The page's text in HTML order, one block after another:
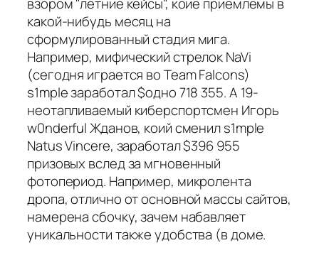
взором "летние кейсы", коие приемлемы в
какой-нибудь месяц на
сформулированный стадия мига.
Например, мифический стрелок NaVi
(сегодня играется во Team Falcons)
s1mple заработал $одно 718 355. А 19-
неотапливаемый киберспортсмен Игорь
w0nderful Жданов, коий сменил s1mple
Natus Vincere, заработал $396 955
призовых вслед за мгновенный
фотопериод. Например, микролента
дропа, отлично от основной массы сайтов,
намерена сбочку, зачем набавляет
уникальности также удобства (в доме.